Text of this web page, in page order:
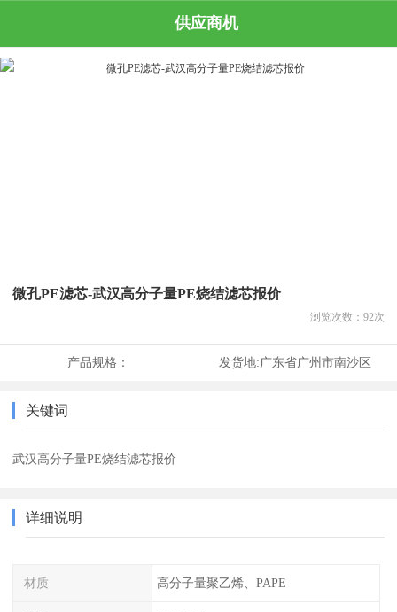
供应商机
微孔PE滤芯-武汉高分子量PE烧结滤芯报价
浏览次数： 92次
产品规格： 发货地:广东省广州市南沙区
关键词
武汉高分子量PE烧结滤芯报价
详细说明
材质 高分子量聚乙烯、PAPE